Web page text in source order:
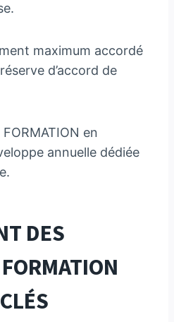
maximum accordé
d’accord de
FORMATION en
annuelle dédiée
DES